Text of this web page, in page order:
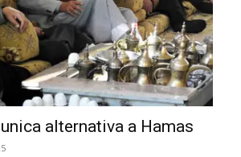
alternativa a Hamas